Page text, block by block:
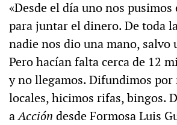
«Desde el día uno nos pusimos
para juntar el dinero. De toda
nadie nos dio una mano, salvo
Pero hacían falta cerca de 12
y no llegamos. Difundimos por
locales, hicimos rifas, bingos.
aAcción desde Formosa Luis